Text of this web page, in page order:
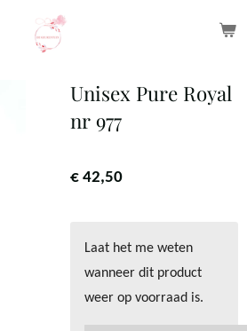
Unisex Pure Royal
nr 977
€ 42,50
Laat het me weten
wanneer dit product
weer op voorraad is.